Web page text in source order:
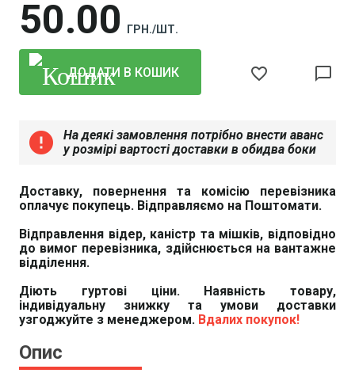
50 00 ГРН./ШТ.
ДОДАТИ В КОШИК favorite_border chat_bubble_outline
error
На деякі замовлення потрібно внести аванс
у розмірі вартості доставки в обидва боки
Доставку, повернення та комісію перевізника
оплачує покупець. Відправляємо на Поштомати.
Відправлення відер, каністр та мішків, відповідно
до вимог перевізника, здійснюється на вантажне
відділення.
Діють гуртові ціни. Наявність товару,
індивідуальну знижку та умови доставки
узгоджуйте з менеджером. Вдалих покупок!
Опис